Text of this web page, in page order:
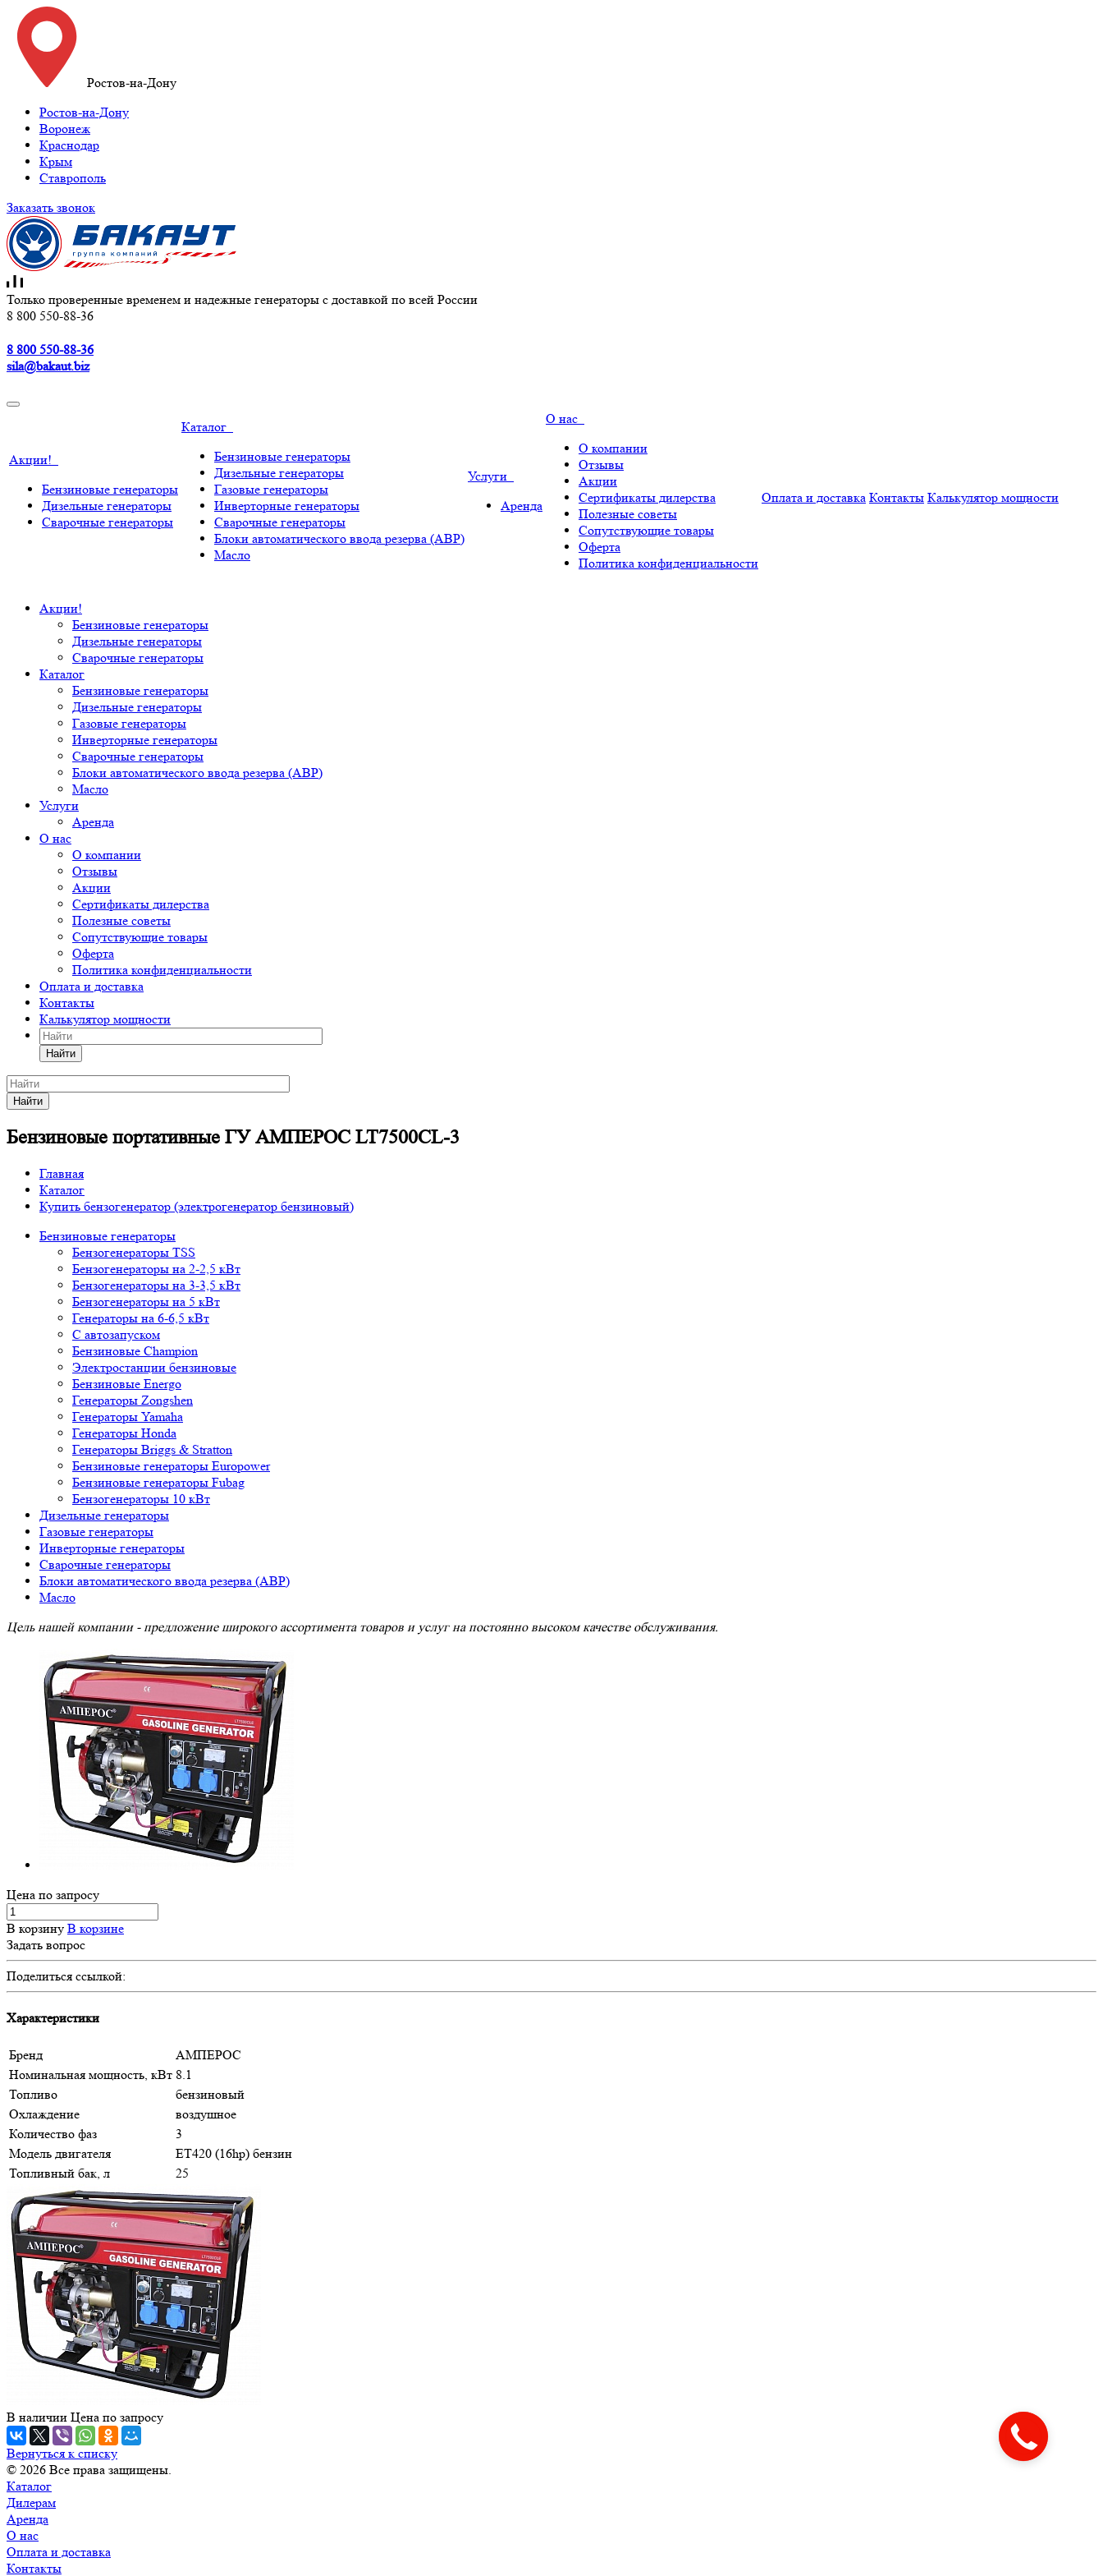
Ростов-на-Дону
Ростов-на-Дону
Воронеж
Краснодар
Крым
Ставрополь
Заказать звонок
Только проверенные временем и надежные генераторы с доставкой по всей России
8 800 550-88-36
8 800 550-88-36
sila@bakaut.biz
Акции!
Бензиновые генераторы
Дизельные генераторы
Сварочные генераторы
Каталог
Бензиновые генераторы
Дизельные генераторы
Газовые генераторы
Инверторные генераторы
Сварочные генераторы
Блоки автоматического ввода резерва (АВР)
Масло
Услуги
Аренда
О нас
О компании
Отзывы
Акции
Сертификаты дилерства
Полезные советы
Сопутствующие товары
Оферта
Политика конфиденциальности
Оплата и доставка Контакты Калькулятор мощности
Акции!
Бензиновые генераторы
Дизельные генераторы
Сварочные генераторы
Каталог
Бензиновые генераторы
Дизельные генераторы
Газовые генераторы
Инверторные генераторы
Сварочные генераторы
Блоки автоматического ввода резерва (АВР)
Масло
Услуги
Аренда
О нас
О компании
Отзывы
Акции
Сертификаты дилерства
Полезные советы
Сопутствующие товары
Оферта
Политика конфиденциальности
Оплата и доставка
Контакты
Калькулятор мощности
Найти
Найти
Бензиновые портативные ГУ АМПЕРОС LT7500СL-3
Главная
Каталог
Купить бензогенератор (электрогенератор бензиновый)
Бензиновые генераторы
Бензогенераторы TSS
Бензогенераторы на 2-2,5 кВт
Бензогенераторы на 3-3,5 кВт
Бензогенераторы на 5 кВт
Генераторы на 6-6,5 кВт
С автозапуском
Бензиновые Champion
Электростанции бензиновые
Бензиновые Energo
Генераторы Zongshen
Генераторы Yamaha
Генераторы Honda
Генераторы Briggs & Stratton
Бензиновые генераторы Europower
Бензиновые генераторы Fubag
Бензогенераторы 10 кВт
Дизельные генераторы
Газовые генераторы
Инверторные генераторы
Сварочные генераторы
Блоки автоматического ввода резерва (АВР)
Масло
Цель нашей компании - предложение широкого ассортимента товаров и услуг на постоянно высоком качестве обслуживания.
Цена по запросу
В корзину В корзине
Задать вопрос
Поделиться ссылкой:
Характеристики
Бренд
АМПЕРОС
Номинальная мощность, кВт 8.1
Топливо
бензиновый
Охлаждение
воздушное
Количество фаз
3
Модель двигателя
ET420 (16hp) бензин
Топливный бак, л
25
В наличии Цена по запросу
Вернуться к списку
© 2026 Все права защищены.
Каталог
Дилерам
Аренда
О нас
Оплата и доставка
Контакты